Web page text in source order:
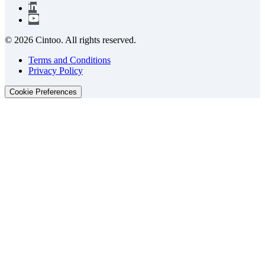
© 2026 Cintoo. All rights reserved.
Terms and Conditions
Privacy Policy
Cookie Preferences